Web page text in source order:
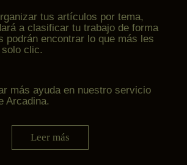
tus artículos por tema,
a clasificar tu trabajo de forma
podrán encontrar lo que más les
clic.
más ayuda en nuestro servicio
Arcadina.
Leer más